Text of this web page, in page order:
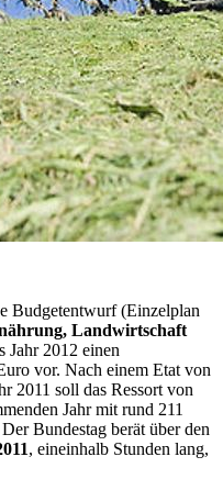
Budgetentwurf (Einzelplan
Landwirtschaft
Jahr 2012 einen
vor. Nach einem Etat von
2011 soll das Ressort von
Jahr mit rund 211
Bundestag berät über den
, eineinhalb Stunden lang,